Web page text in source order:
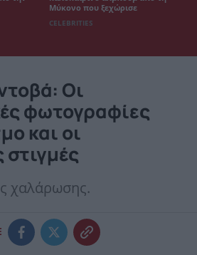
Μύκονο που ξεχώρισε
CELEBRITIES
Οι
φωτογραφίες
και οι
στιγμές
χαλάρωσης.